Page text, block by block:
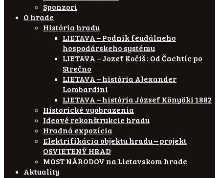
Sponzori
O hrade
História hradu
LIETAVA – Podnik feudálneho
hospodárskeho systému
LIETAVA – Jozef Kočiš : Od Čachtíc po
Strečno
LIETAVA – história Alexander
Lombardini
LIETAVA – história József Könyöki 1882
Historické vyobrazenia
Ideové rekonštrukcie hradu
Hradná expozícia
Elektrifikácia objektu hradu – projekt
OSVIETENÝ HRAD
MOST NÁRODOV na Lietavskom hrade
Aktuality